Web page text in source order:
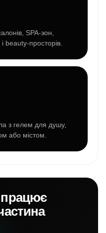
SPA-зон,
beauty-просторів.
з гелем для душу,
або містом.
працює